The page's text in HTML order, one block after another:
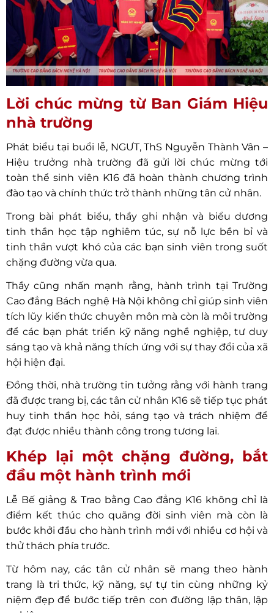
Lời chúc mừng từ Ban Giám Hiệu
nhà trường
Phát biểu tại buổi lễ, NGƯT, ThS Nguyễn Thành Vân –
Hiệu trưởng nhà trường đã gửi lời chúc mừng tới
toàn thể sinh viên K16 đã hoàn thành chương trình
đào tạo và chính thức trở thành những tân cử nhân.
Trong bài phát biểu, thầy ghi nhận và biểu dương
tinh thần học tập nghiêm túc, sự nỗ lực bền bỉ và
tinh thần vượt khó của các bạn sinh viên trong suốt
chặng đường vừa qua.
Thầy cũng nhấn mạnh rằng, hành trình tại Trường
Cao đẳng Bách nghệ Hà Nội không chỉ giúp sinh viên
tích lũy kiến thức chuyên môn mà còn là môi trường
để các bạn phát triển kỹ năng nghề nghiệp, tư duy
sáng tạo và khả năng thích ứng với sự thay đổi của xã
hội hiện đại.
Đồng thời, nhà trường tin tưởng rằng với hành trang
đã được trang bị, các tân cử nhân K16 sẽ tiếp tục phát
huy tinh thần học hỏi, sáng tạo và trách nhiệm để
đạt được nhiều thành công trong tương lai.
Khép lại một chặng đường, bắt
đầu một hành trình mới
Lễ Bế giảng & Trao bằng Cao đẳng K16 không chỉ là
điểm kết thúc cho quãng đời sinh viên mà còn là
bước khởi đầu cho hành trình mới với nhiều cơ hội và
thử thách phía trước.
Từ hôm nay, các tân cử nhân sẽ mang theo hành
trang là tri thức, kỹ năng, sự tự tin cùng những kỷ
niệm đẹp để bước tiếp trên con đường lập thân, lập